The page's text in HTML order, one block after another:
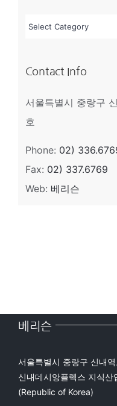
카
Contact Info
서울특별시 중랑구
호
Phone: 02)
Fax: 02) 337.6769
Web: 베리슨
베리슨
서울특별시 중랑구 신내
신내데시앙플렉스 지식산
(Republic of Korea)